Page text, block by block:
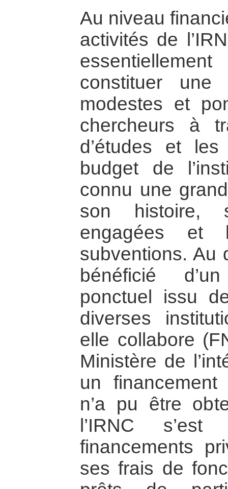
Au niveau
activités de
constituer une
modestes et
chercheurs à
d’études et
budget de
connu une
son histoire,
engagées et
subventions. Au
bénéficié
ponctuel issu
diverses
elle collabore
Ministère de
un
n’a pu être
l’IRNC
financements
ses frais de